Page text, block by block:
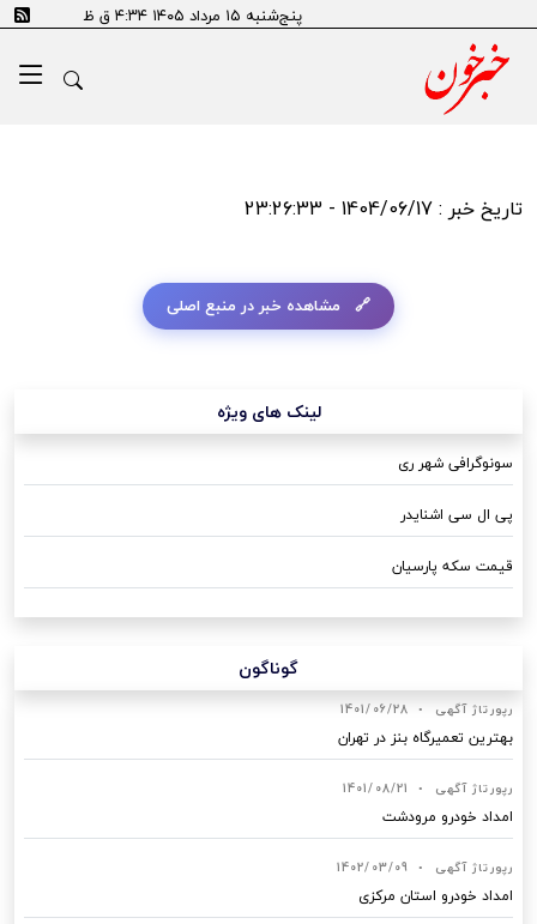
پنج‌شنبه ۱۵ مرداد ۱۴۰۵ ۴:۳۴ ق ظ
تاریخ خبر : 1404/06/17 - 23:26:33
مشاهده خبر در منبع اصلی
لینک های ویژه
سونوگرافی شهر ری
پی ال سی اشنایدر
قیمت سکه پارسیان
گوناگون
رپورتاژ آگهی •
1401/06/28
بهترین تعمیرگاه بنز در تهران
رپورتاژ آگهی •
1401/08/21
امداد خودرو مرودشت
رپورتاژ آگهی •
1402/03/09
امداد خودرو استان مرکزی